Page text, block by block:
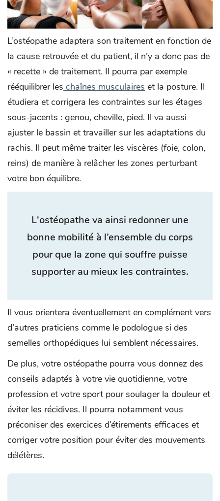
L’ostéopathe adaptera son traitement en fonction de
la cause retrouvée et du patient, il n’y a donc pas de
« recette » de traitement. Il pourra par exemple
rééquilibrer les chaînes musculaires et la posture. Il
étudiera et corrigera les contraintes sur les étages
sous-jacents : genou, cheville, pied. Il va aussi
ajuster le bassin et travailler sur les adaptations du
rachis. Il peut même traiter les viscères (foie, colon,
reins) de manière à relâcher les zones perturbant
votre bon équilibre.
L'ostéopathe va ainsi redonner une
bonne mobilité à l’ensemble du corps
pour que la zone qui souffre puisse
supporter au mieux les contraintes.
Il vous orientera éventuellement en complément vers
d’autres praticiens comme le podologue si des
semelles orthopédiques lui semblent nécessaires.
De plus, votre ostéopathe pourra vous donnez des
conseils adaptés à votre vie quotidienne, votre
profession et votre sport pour soulager la douleur et
éviter les récidives. Il pourra notamment vous
préconiser des exercices d’étirements efficaces et
corriger votre position pour éviter des mouvements
délétères.